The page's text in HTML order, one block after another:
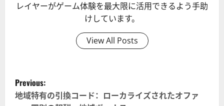
レイヤーがゲーム体験を最大限に活用できるよう手助
けしています。
View All Posts
P
o
Previous:
地域特有の引換コード：ローカライズされたオファ